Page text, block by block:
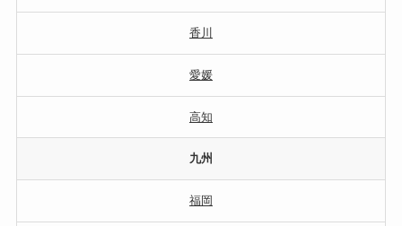
香川
愛媛
高知
九州
福岡